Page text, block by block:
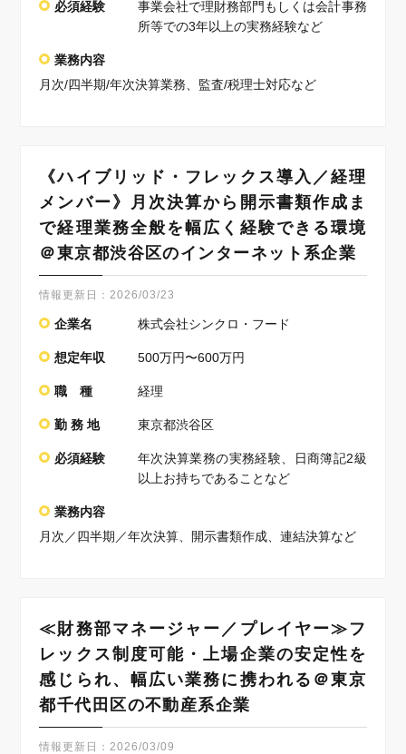
必須経験
事業会社で理財務部門もしくは会計事務
所等での3年以上の実務経験など
業務内容
月次/四半期/年次決算業務、監査/税理士対応など
《ハイブリッド・フレックス導入／経理
メンバー》月次決算から開示書類作成ま
で経理業務全般を幅広く経験できる環境
＠東京都渋谷区のインターネット系企業
情報更新日：2026/03/23
企業名 株式会社シンクロ・フード
想定年収 500万円〜600万円
職 種 経理
勤 務 地 東京都渋谷区
必須経験
年次決算業務の実務経験、日商簿記2級
以上お持ちであることなど
業務内容
月次／四半期／年次決算、開示書類作成、連結決算など
≪財務部マネージャー／プレイヤー≫フ
レックス制度可能・上場企業の安定性を
感じられ、幅広い業務に携われる＠東京
都千代田区の不動産系企業
情報更新日：2026/03/09